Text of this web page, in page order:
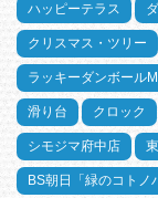
ハッピーテラス
クリスマス・ツリー
ラッキーダンボール
滑り台 クロック
シモジマ府中店
BS朝日「緑のコトノ